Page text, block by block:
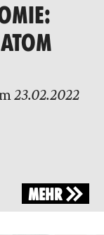
23.02.2022
MEHR